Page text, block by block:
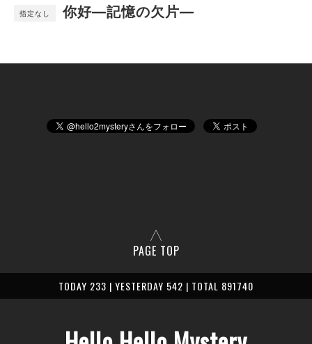
指定なし 你好―記憶の欠片―
PAGE TOP
TODAY 233 | YESTERDAY 542 | TOTAL 891740